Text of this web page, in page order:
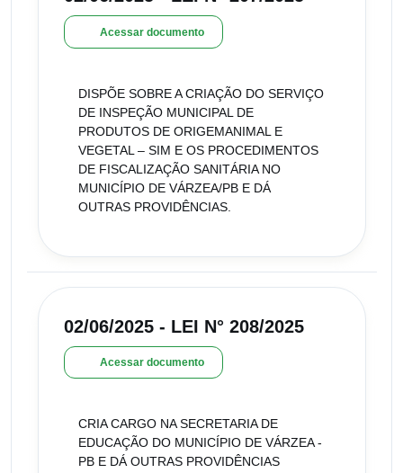
Acessar documento
DISPÕE SOBRE A CRIAÇÃO DO SERVIÇO
DE INSPEÇÃO MUNICIPAL DE
PRODUTOS DE ORIGEMANIMAL E
VEGETAL – SIM E OS PROCEDIMENTOS
DE FISCALIZAÇÃO SANITÁRIA NO
MUNICÍPIO DE VÁRZEA/PB E DÁ
OUTRAS PROVIDÊNCIAS.
02/06/2025 - LEI N° 208/2025
Acessar documento
CRIA CARGO NA SECRETARIA DE
EDUCAÇÃO DO MUNICÍPIO DE VÁRZEA -
PB E DÁ OUTRAS PROVIDÊNCIAS